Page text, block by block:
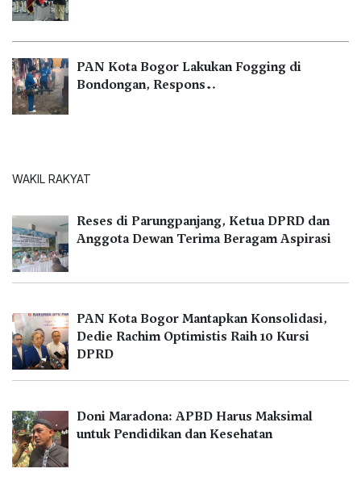
PAN Kota Bogor Lakukan Fogging di
Bondongan, Respons…
WAKIL RAKYAT
Reses di Parungpanjang, Ketua DPRD dan
Anggota Dewan Terima Beragam Aspirasi
PAN Kota Bogor Mantapkan Konsolidasi,
Dedie Rachim Optimistis Raih 10 Kursi
DPRD
Doni Maradona: APBD Harus Maksimal
untuk Pendidikan dan Kesehatan